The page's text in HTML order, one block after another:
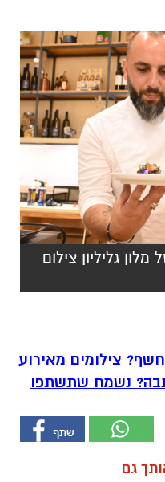
גליליון צילום
צילומים מאירוע
נשמח שתשתפו
גם